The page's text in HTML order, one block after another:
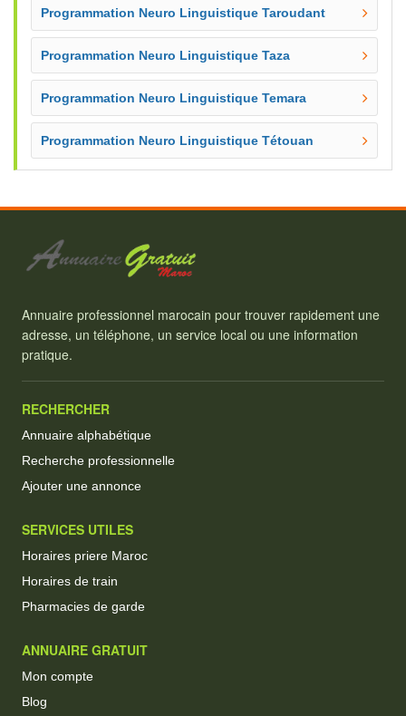
Programmation Neuro Linguistique Taroudant
Programmation Neuro Linguistique Taza
Programmation Neuro Linguistique Temara
Programmation Neuro Linguistique Tétouan
Annuaire professionnel marocain pour trouver rapidement une
adresse, un téléphone, un service local ou une information
pratique.
RECHERCHER
Annuaire alphabétique
Recherche professionnelle
Ajouter une annonce
SERVICES UTILES
Horaires priere Maroc
Horaires de train
Pharmacies de garde
ANNUAIRE GRATUIT
Mon compte
Blog